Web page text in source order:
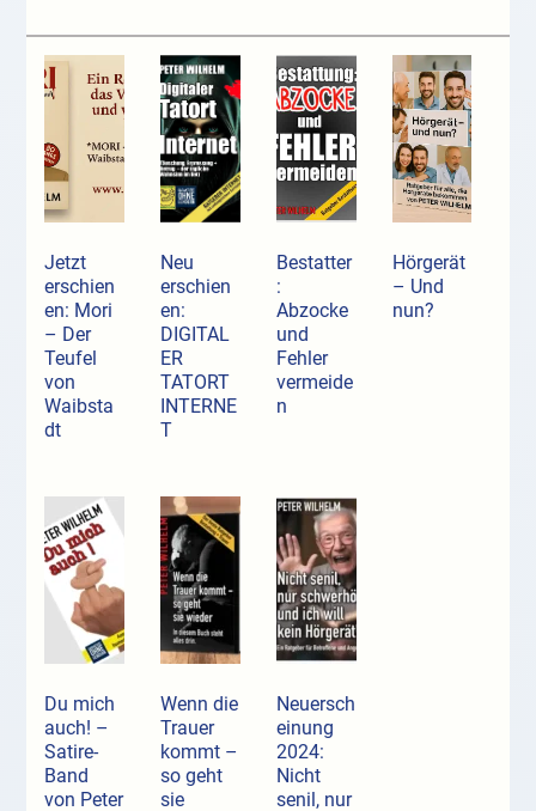
Jetzt
erschien
en: Mori
– Der
Teufel
von
Waibsta
dt
Neu
erschien
en:
DIGITAL
ER
TATORT
INTERNE
T
Bestatter
:
Abzocke
und
Fehler
vermeide
n
Hörgerät
– Und
nun?
Du mich
auch! –
Satire-
Band
von Peter
Wenn die
Trauer
kommt –
so geht
sie
Neuersch
einung
2024:
Nicht
senil, nur